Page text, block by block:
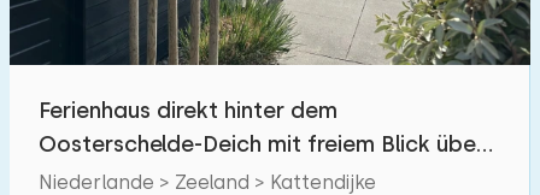
Ferienhaus direkt hinter dem
Oosterschelde-Deich mit freiem Blick über
den Polder.
Niederlande > Zeeland > Kattendijke